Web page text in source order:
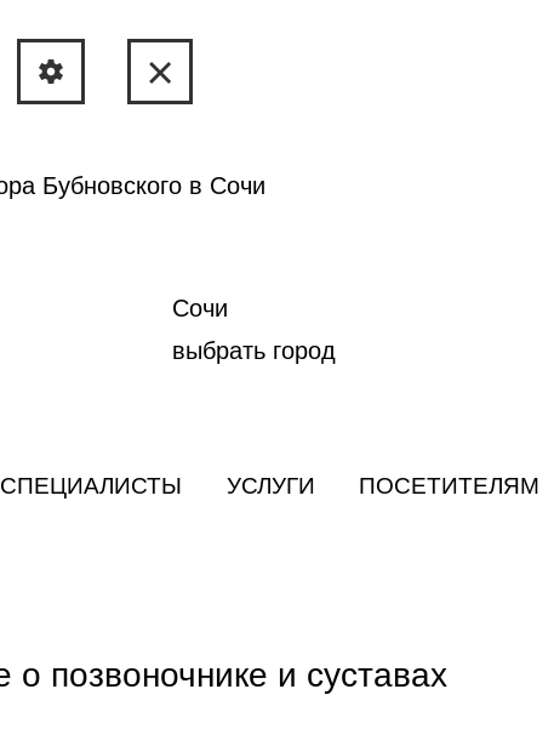
Бубновского в Сочи
Сочи
выбрать город
СПЕЦИАЛИСТЫ УСЛУГИ ПОСЕТИТЕЛЯМ
позвоночнике и суставах